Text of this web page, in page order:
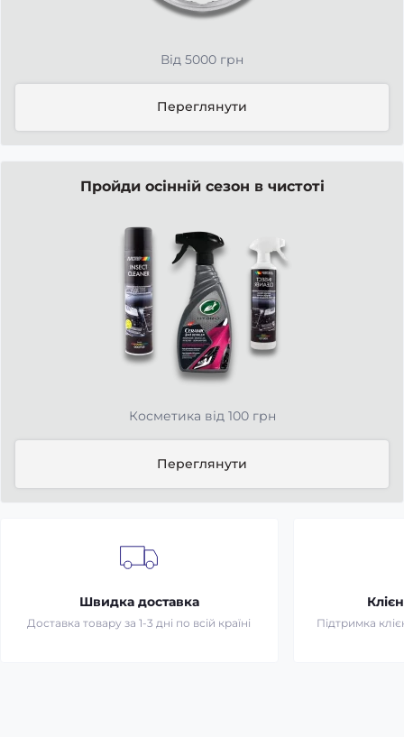
Від 5000 грн
Переглянути
Пройди осінній сезон в чистоті
Косметика від 100 грн
Переглянути
Швидка доставка
Доставка товару за 1-3 дні по всій країні Підтримка